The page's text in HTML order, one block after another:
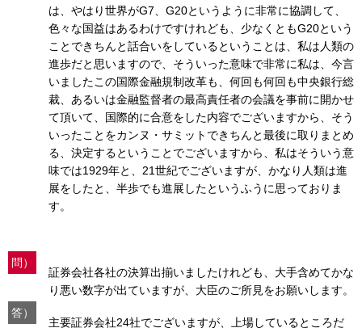
は、やはり世界がG7、G20というように非常に協調して、
色々な国益はあるわけですけれども、少なくともG20という
ことできちんと話合いをしているということは、私は人類の
進歩だと思いますので、そういった意味で非常に私は、今言
いましたこの国際金融規制改革も、何回も何回も中央銀行総
裁、あるいは金融監督者の最高責任者の会議を事前に開かせ
て頂いて、国際的に合意をした内容でございますから、そう
いったことをカンヌ・サミットできちんと最後に取りまとめ
る、決定するということでございますから、私はそういう意
味では1929年と、21世紀でございますが、かなり人類は進
展をしたと、半歩でも進展したというふうに思っておりま
す。
問）
証券会社各社の決算出揃いましたけれども、大手含めてかな
り悪い数字が出ていますが、大臣のご所見をお願いします。
答）
主要証券会社24社でございますが、上場しているところだ